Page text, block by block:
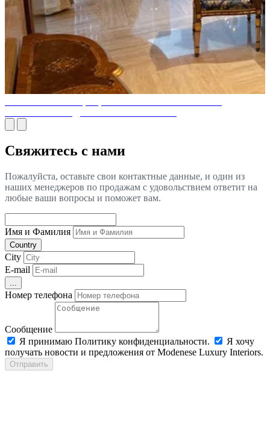
Свяжитесь с нами
Пожалуйста, оставьте свои контактные данные, и один из
наших менеджеров по продажам с удовольствием ответит на
любые ваши вопросы и поможет вам.
Имя и Фамилия
Country
City
E-mail
Номер телефона
Сообщение
Я принимаю Политику конфиденциальности.
Я хочу
получать новости и предложения от Modenese Luxury Interiors.
Отправить